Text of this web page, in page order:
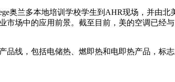
奥兰多本地培训学校学生到AHR现场，并
市场中的应用前景。截至目前，美的空调已
品线，包括电储热、燃即热和电即热产品，标